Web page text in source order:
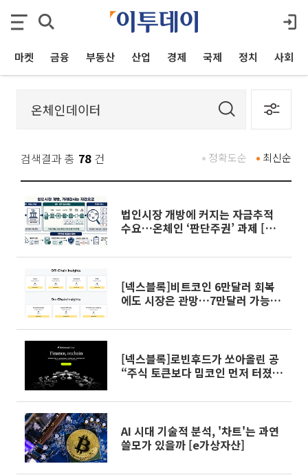
마켓 금융 부동산 산업 경제 국제 정치 사회
검색결과 총 78 건 최신순
정확도순
법인시장 개방에 커지는 자금추적
수요…온체인 ‘판단주권’ 과제 [온
[넥스블록]비트코인 6만달러 회복
에도 시장은 관망…7만달러 가능성
[넥스블록]로빈후드가 쏘아올린 공
“주식 토큰보다 밈코인 먼저 터졌
AI 시대 기술적 분석, '차트'는 과연
쓸모가 있을까 [e가상자산]